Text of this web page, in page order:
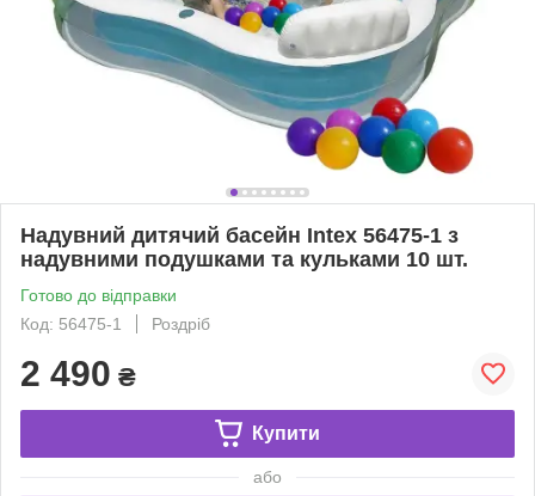
Надувний дитячий басейн Intex 56475-1 з
надувними подушками та кульками 10 шт.
Готово до відправки
Код: 56475-1
Роздріб
2 490 ₴
Купити
або